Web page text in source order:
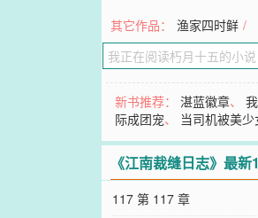
其它作品： 渔家四时鲜 /
新书推荐：湛蓝徽章、
际成团宠、 当司机被美
《江南裁缝日志》最新
117 第 117 章